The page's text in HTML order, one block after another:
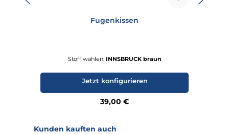
Fugenkissen
Stoff wählen: INNSBRUCK braun
Regulärer Preis:
39,00 €
Jetzt konfigurieren
Produktgalerie überspringen
Kunden kauften auch